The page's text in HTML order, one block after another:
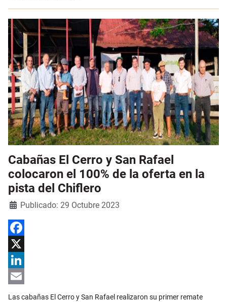
Cabañas El Cerro y San Rafael
colocaron el 100% de la oferta en la
pista del Chiflero
DetallesPublicado: 29 Octubre 2023
Facebook
X
LinkedIn
Las cabañas El Cerro y San Rafael realizaron su primer remate